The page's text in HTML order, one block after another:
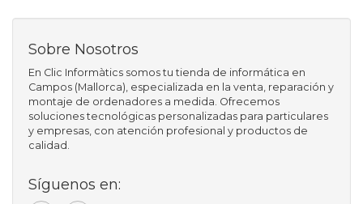
Sobre Nosotros
En Clic Informàtics somos tu tienda de informática en
Campos (Mallorca), especializada en la venta, reparación y
montaje de ordenadores a medida. Ofrecemos
soluciones tecnológicas personalizadas para particulares
y empresas, con atención profesional y productos de
calidad.
Síguenos en: